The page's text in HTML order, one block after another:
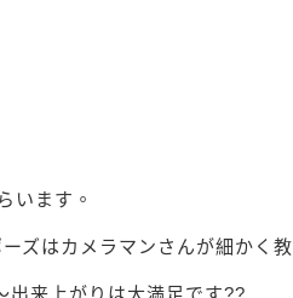
います。
ズはカメラマンさんが細かく
出来上がりは大満足です??